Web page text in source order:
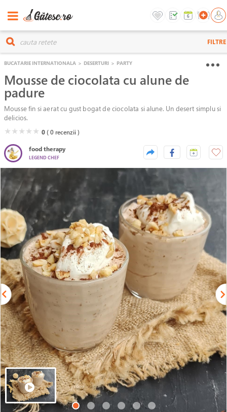
FILTRE
BUCATARIE INTERNATIONALA > DESERTURI > PARTY
Mousse de ciocolata cu alune de
padure
Mousse fin si aerat cu gust bogat de ciocolata si alune. Un desert simplu si
delicios.
( )
★( )
★( )
★( )
★( )
★ 0( 0 recenzii )
food therapy
LEGEND CHEF